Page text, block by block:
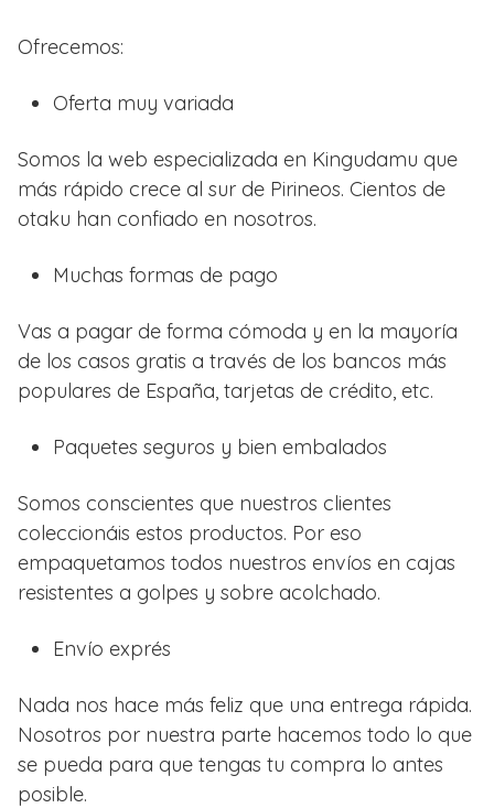
Ofrecemos:
Oferta muy variada
Somos la web especializada en Kingudamu que
más rápido crece al sur de Pirineos. Cientos de
otaku han confiado en nosotros.
Muchas formas de pago
Vas a pagar de forma cómoda y en la mayoría
de los casos gratis a través de los bancos más
populares de España, tarjetas de crédito, etc.
Paquetes seguros y bien embalados
Somos conscientes que nuestros clientes
coleccionáis estos productos. Por eso
empaquetamos todos nuestros envíos en cajas
resistentes a golpes y sobre acolchado.
Envío exprés
Nada nos hace más feliz que una entrega rápida.
Nosotros por nuestra parte hacemos todo lo que
se pueda para que tengas tu compra lo antes
posible.